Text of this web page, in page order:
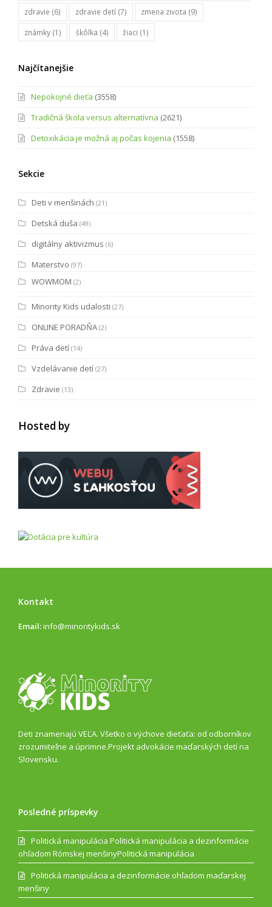
zdravie (6) zdravie detí(7) zmena zivota (9)
známky (1) škôlka (4) žiaci (1)
Najčítanejšie
Nepokojné dieťa (3558)
Tradičná škola versus alternatívna (2621)
Detoxikácia je možná aj počas kojenia (1558)
Sekcie
Deti v menšinách (21)
Detská duša (49)
digitálny aktivizmus (6)
Materstvo (97)
WOWMOM (2)
Minority Kids udalosti (27)
ONLINE PORADŇA (2)
Práva detí (14)
Vzdelávanie detí (27)
Zdravie (13)
Hosted by
Kontakt
Email:info@minoritykids.sk
Deti znamenajú VEĽA. Všetko o výchove dieťaťa: od odborníkov
zrozumiteľne a úprimne.Projekt advokácie maďarských detí na
Slovensku.
Posledné príspevky
Politická manipulácia Politická manipulácia a dezinformácie
ohľadom Rómskej menšinyPolitická manipulácia
Politická manipulácia a dezinformácie ohľadom maďarskej
menšiny